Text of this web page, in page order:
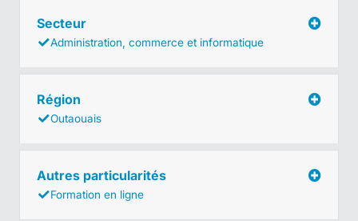
Secteur
Administration, commerce et informatique
Région
Outaouais
Autres particularités
Formation en ligne